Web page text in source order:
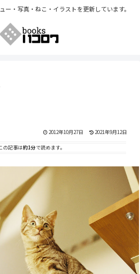
ー・写真・ねこ・イラストを更新しています。
2012年10月27日 2021年9月12日
の記事は約1分で読めます。